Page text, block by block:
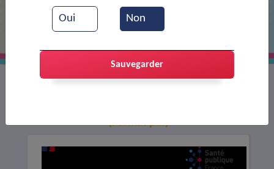
La canicule et nous
(Format pdf)
Oui Non
Sauvegarder